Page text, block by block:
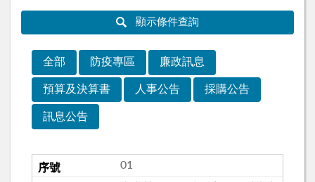
顯示條件查詢
全部 防疫專區 廉政訊息
預算及決算書 人事公告 採購公告
訊息公告
01